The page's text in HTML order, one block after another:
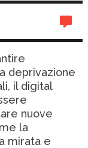
deprivazione
il digital
nuove
la
mirata e